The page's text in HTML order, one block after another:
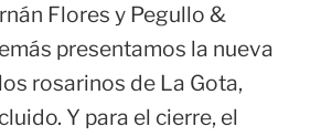
Flores y Pegullo &
presentamos la nueva
rosarinos de La Gota,
Y para el cierre, el